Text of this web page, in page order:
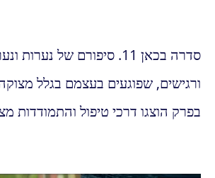
סדרה בכאן 11. סיפורם של
ורגישים, שפוגעים בעצמם בגלל
בפרק הוצגו דרכי טיפול והתמודדות